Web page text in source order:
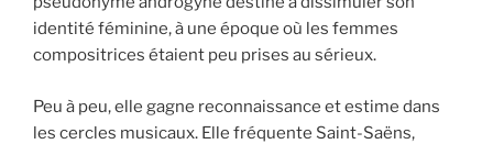
identité féminine, à une époque où les femmes
compositrices étaient peu prises au sérieux.
Peu à peu, elle gagne reconnaissance et estime dans
les cercles musicaux. Elle fréquente Saint-Saëns,